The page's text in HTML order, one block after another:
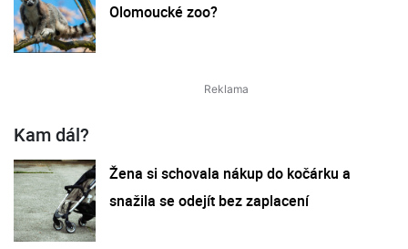
Olomoucké zoo?
Kam dál?
Žena si schovala nákup do kočárku a
snažila se odejít bez zaplacení